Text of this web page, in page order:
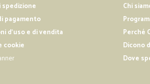
spedizione
pagamento
d'uso e di vendita
cookie
Chi
Perché
Dicono
Dove